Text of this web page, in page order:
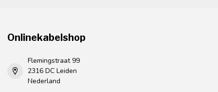
Onlinekabelshop
Flemingstraat 99
2316 DC Leiden
Nederland